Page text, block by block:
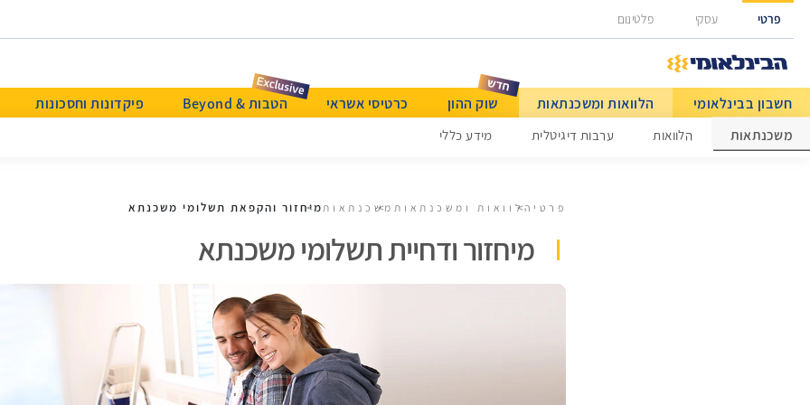
גישה ישירה לכפתור כניסה לחשבונך
פרטי עסקי פלטינום
חשבון בבינלאומי הלוואות ומשכנתאות
משכנתאות הלוואות ערבות דיגיטלית מידע כללי
שוק ההון כרטיסי אשראי הטבות & Beyond פיקדונות וחסכונות
מט"ח ותשלומים בינלאומיים
פרטי הלוואות ומשכנתאותמשכנתאותמיחזור והקפאת תשלומי משכנתא
מיחזור ודחיית תשלומי משכנתא